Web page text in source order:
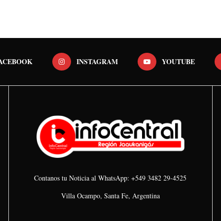
INSTAGRAM YOUTUBE
Contanos tu Noticia al WhatsApp: +549 3482 29-4525
Villa Ocampo, Santa Fe, Argentina